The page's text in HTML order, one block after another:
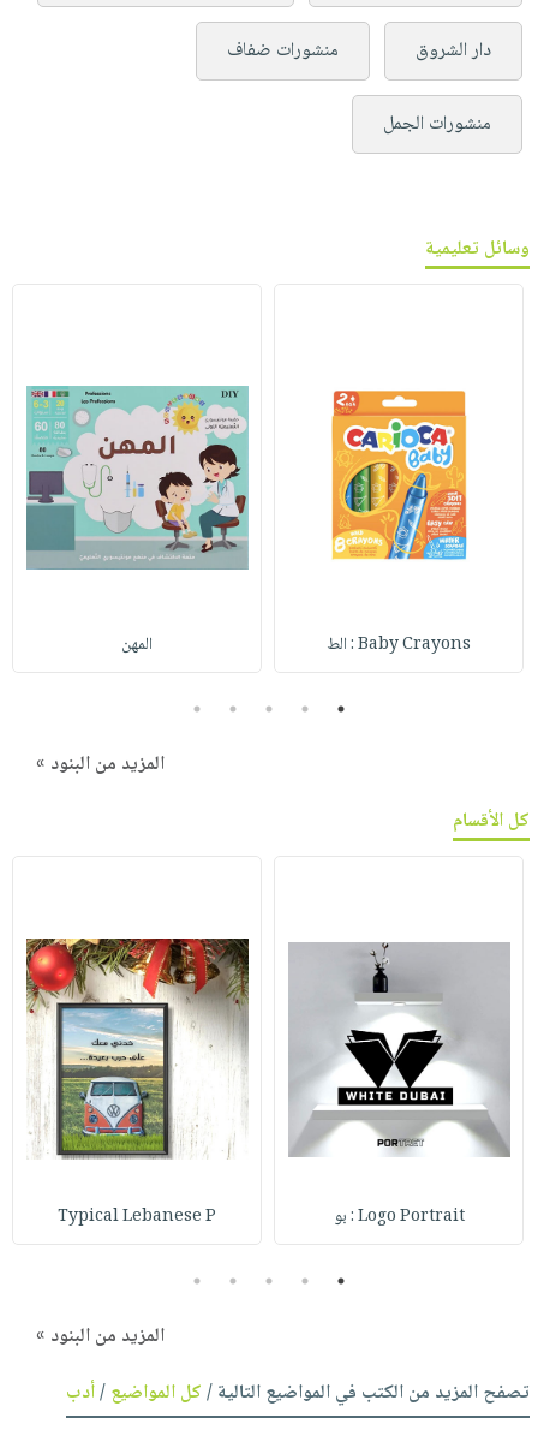
دار الشروق منشورات ضفاف
منشورات الجمل
وسائل تعليمية
Baby Crayons : الط المهن
1
2
3
4
5
المزيد من البنود »
كل الأقسام
Logo Portrait : بو Typical Lebanese P
1
2
3
4
5
المزيد من البنود »
تصفح المزيد من الكتب في المواضيع التالية /كل المواضيع/أدب